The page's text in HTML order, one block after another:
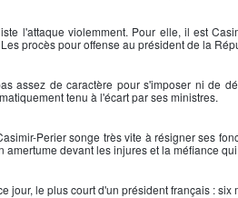
l'attaque violemment. Pour elle, il est
procès pour offense au président de la
assez de caractère pour s'imposer ni de
tenu à l'écart par ses ministres.
Periersonge très vite à résigner ses
amertume devant les injures et la méfiance
jour, le plus court d'un président français : six